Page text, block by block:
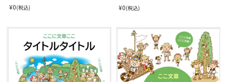
¥0(税込) ¥0(税込)